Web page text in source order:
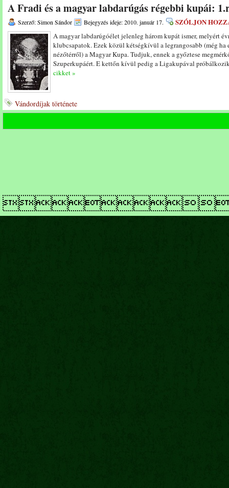
A Fradi és a magyar labdarúgás régebbi kupái:
Szerző: Simon Sándor Bejegyzés ideje: 2010. január 17. SZÓLJON
A magyar labdarúgóélet jelenleg három kupát ismer, melyért
klubcsapatok. Ezek közül kétségkívül a legrangosabb (még ha
nézőtérről) a Magyar Kupa. Tudjuk, ennek a győztese
Szuperkupáért. E kettőn kívül pedig a Ligakupával
cikket »
Vándordíjak története